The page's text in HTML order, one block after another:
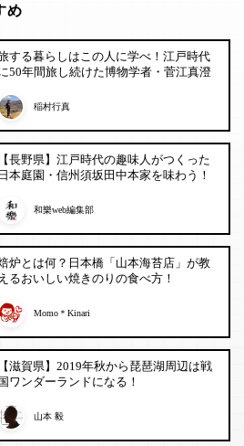
め
する暮らしはこの人に学べ！江戸時代
50年間旅し続けた博物学者・菅江真澄
稲村行真
【長野県】江戸時代の趣味人がつくった
日本庭園・信州須坂田中本家を味わう！
和樂web編集部
炉とは何？日本橋「山本海苔店」が教
えるおいしい焼きのりの食べ方！
Momo＊Kinari
【滋賀県】2019年秋から琵琶湖周辺は戦
ワンダーランドになる！
山本 毅